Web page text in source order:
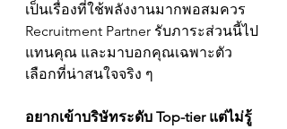
เป็นเรื่องที่ใช้พลังงานมากพอสมควร
Recruitment Partner รับภาระส่วนนี้ไป
แทนคุณ และมาบอกคุณเฉพาะตัว
เลือกที่น่าสนใจจริง ๆ
อยากเข้าบริษัทระดับ Top-tier แต่ไม่รู้